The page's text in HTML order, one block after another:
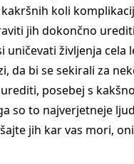
koli
jih dokončno
uničevati življenja cela
da bi se sekirali za
posebej s
so to najverjetneje
jih kar vas mori,